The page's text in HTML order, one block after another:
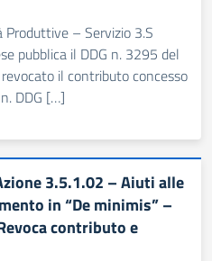
– Servizio 3.S
pubblica il DDG n. 3295 del
il contributo concesso
DDG […]
3.5.1.02 – Aiuti alle
in “De minimis” –
contributo e